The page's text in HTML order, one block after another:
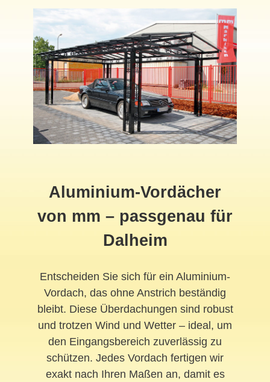
Aluminium-Vordächer
von mm – passgenau für
Dalheim
Entscheiden Sie sich für ein Aluminium-
Vordach, das ohne Anstrich beständig
bleibt. Diese Überdachungen sind robust
und trotzen Wind und Wetter – ideal, um
den Eingangsbereich zuverlässig zu
schützen. Jedes Vordach fertigen wir
exakt nach Ihren Maßen an, damit es